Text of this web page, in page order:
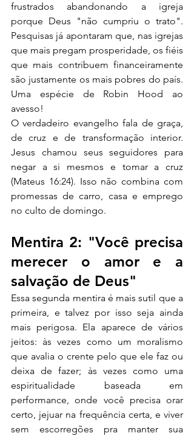
frustrados abandonando a igreja
porque Deus "não cumpriu o trato".
Pesquisas já apontaram que, nas igrejas
que mais pregam prosperidade, os fiéis
que mais contribuem financeiramente
são justamente os mais pobres do país.
Uma espécie de Robin Hood ao
avesso!
O verdadeiro evangelho fala de graça,
de cruz e de transformação interior.
Jesus chamou seus seguidores para
negar a si mesmos e tomar a cruz
(Mateus 16:24). Isso não combina com
promessas de carro, casa e emprego
no culto de domingo.
Mentira 2: "Você precisa
merecer o amor e a
salvação de Deus"
Essa segunda mentira é mais sutil que a
primeira, e talvez por isso seja ainda
mais perigosa. Ela aparece de vários
jeitos: às vezes como um moralismo
que avalia o crente pelo que ele faz ou
deixa de fazer; às vezes como uma
espiritualidade baseada em
performance, onde você precisa orar
certo, jejuar na frequência certa, e viver
sem escorregões pra manter sua